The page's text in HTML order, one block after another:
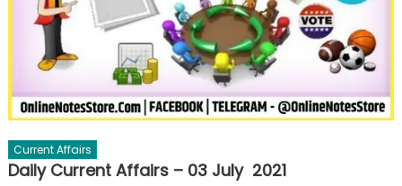
Current Affairs
Daily Current Affairs – 03 July 2021